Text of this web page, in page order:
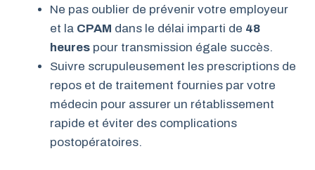
Ne pas oublier de prévenir votre employeur
et la CPAM dans le délai imparti de 48
heures pour transmission égale succès.
Suivre scrupuleusement les prescriptions de
repos et de traitement fournies par votre
médecin pour assurer un rétablissement
rapide et éviter des complications
postopératoires.